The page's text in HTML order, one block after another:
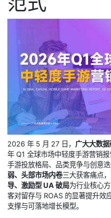
2026 年 5 月 27 日， 广大大数
年 Q1 全球市场中轻度手游营销
手游投放格局、品类竞争与创意
弱、头部市场内卷三大获客痛点
导、激励型 UA 破局为行业核心
客对留存与 ROAS 的显著提升效
支撑与可落地增长模型。